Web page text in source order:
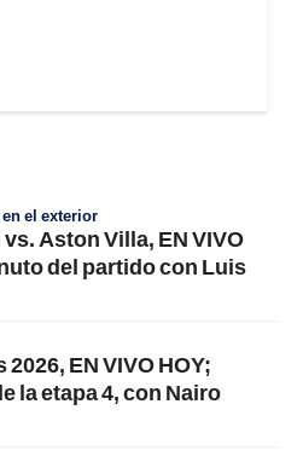
el exterior
Aston Villa, EN VIVO
del partido con Luis
EN VIVO HOY;
la etapa 4, con Nairo